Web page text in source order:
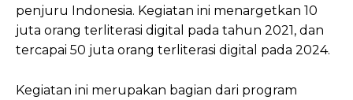
penjuru Indonesia. Kegiatan ini menargetkan 10
juta orang terliterasi digital pada tahun 2021, dan
tercapai 50 juta orang terliterasi digital pada 2024.
Kegiatan ini merupakan bagian dari program